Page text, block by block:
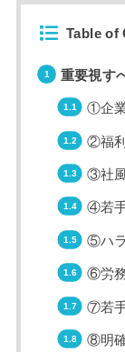
Table of
重要視す
①企
②福
③社
④若
⑤ハ
⑥労
⑦若
⑧明